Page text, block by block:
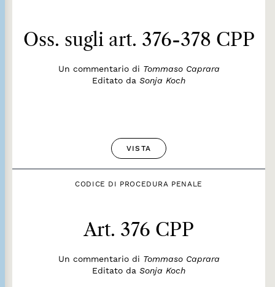
Oss. sugli art. 376-378 CPP
Un commentario di Tommaso Caprara
Editato da Sonja Koch
VISTA
CODICE DI PROCEDURA PENALE
Art. 376 CPP
Un commentario di Tommaso Caprara
Editato da Sonja Koch